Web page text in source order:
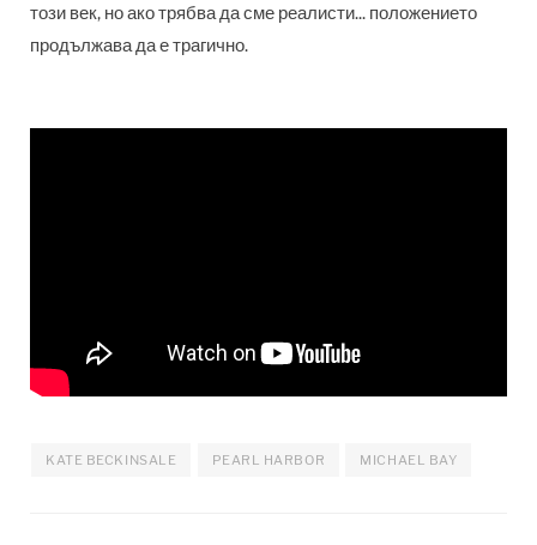
този век, но ако трябва да сме реалисти... положението
продължава да е трагично.
KATE BECKINSALE PEARL HARBOR MICHAEL BAY